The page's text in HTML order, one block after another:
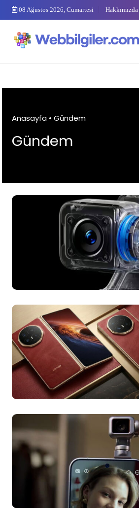
Skip
08 Ağustos 2026, Cumartesi Hakkımızda
Anasayfa • Gündem
Gündem